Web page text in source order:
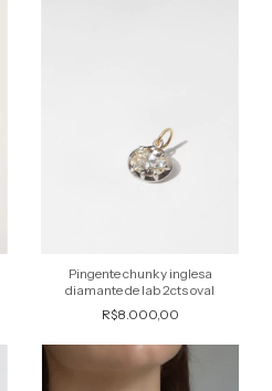
Pingente chunky inglesa
diamante de lab 2cts oval
R$8.000,00